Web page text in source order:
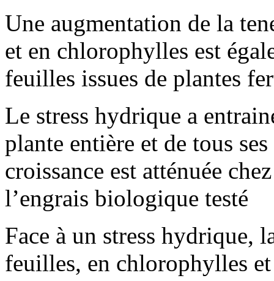
Une augmentation de la
et en chlorophylles est
feuilles issues de plantes
Le stress hydrique a
plante entière et de tous
croissance est atténuée
l’engrais biologique testé
Face à un stress hydrique,
feuilles, en chlorophylles et